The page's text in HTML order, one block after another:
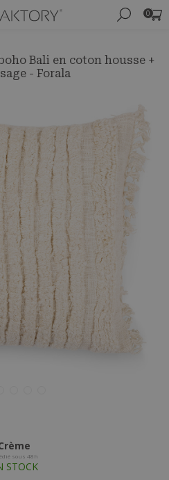
0
Bali en coton housse +
- Forala
sous 48h
STOCK